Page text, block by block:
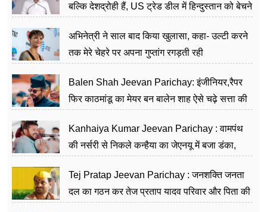
बल्कि देशद्रोही हैं, US ट्रेड डील में हिन्दुस्तान को बेचने
अभिनेत्री ने साल बाद किया खुलासा, कहा- उल्टी करने
तक मेरे चेहरे पर अपना गुप्तांग रगड़ती रही
Balen Shah Jeevan Parichay: इंजीनियर,रैपर
फिर काठमांडू का मेयर बन बालेन शाह ऐसे चढ़े सत्ता की
Kanhaiya Kumar Jeevan Parichay : वामपंथ
की नर्सरी से निकले कन्हैया का जेएनयू में बजा डंका,
Tej Pratap Jeevan Parichay : जनशक्ति जनता
दल का गठन कर तेज प्रताप यादव परिवार और पिता की